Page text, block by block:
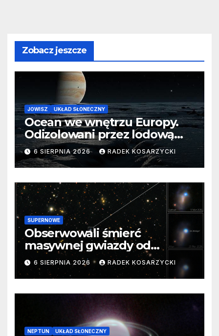
Zobacz jeszcze
JOWISZ UKŁAD SŁONECZNY
Ocean we wnętrzu Europy.
Odizolowani przez lodową
barierę
6 SIERPNIA 2026 RADEK KOSARZYCKI
SUPERNOWE
Obserwowali śmierć
masywnej gwiazdy od
samego początku. Niezwykle
cenne dane
6 SIERPNIA 2026 RADEK KOSARZYCKI
NEPTUN UKŁAD SŁONECZNY